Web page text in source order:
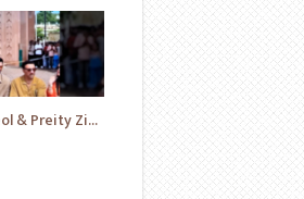
Sani Deol & Preity Zinta visits at Lucknow | Bollywood | Bollywood News | #bollywood #shorts #yt